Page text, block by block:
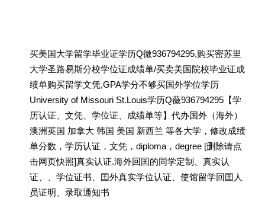
买美国大学留学毕业证学历Q微936794295,购买密苏里
大学圣路易斯分校学位证成绩单/买卖美国院校毕业证成
绩单购买留学文凭,GPA学分不够买国外学位学历
University of Missouri St.Louis学历Q薇936794295【学
历认证、文凭、学位证、成绩单等】代办国外（海外）
澳洲英国 加拿大 韩国 美国 新西兰 等各大学，修改成绩
单分数，学历认证，文凭，diploma，degree [删除请点
击网页快照]真实认证.海外回囯的同学定制、真实认
证、、学位证书、囯外真实学位认证、使馆留学回囯人
员证明、录取通知书